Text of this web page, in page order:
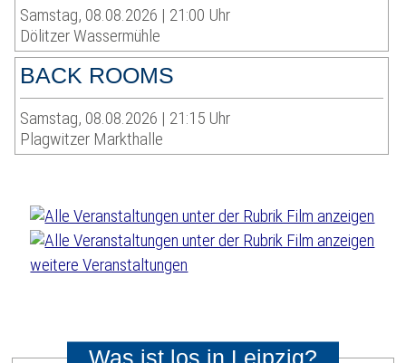
Samstag, 08.08.2026 | 21:00 Uhr
Dölitzer Wassermühle
BACK ROOMS
Samstag, 08.08.2026 | 21:15 Uhr
Plagwitzer Markthalle
weitere Veranstaltungen
Was ist los in Leipzig?